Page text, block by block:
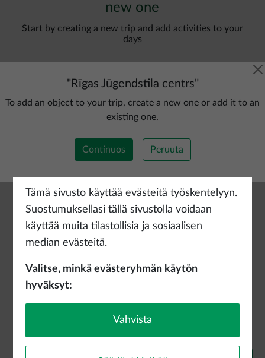
new one
Start by creating a new trip and add activities to your
days
Lisää uusi reitti
" Rīgas Jūgendstila centrs"
To add an object to your trip, create a new one or add it to an
existing one.
Continuos Peruuta
Tämä sivusto käyttää evästeitä työskentelyyn.
Suostumuksellasi tällä sivustolla voidaan
käyttää muita tilastollisia ja sosiaalisen
median evästeitä.
Valitse, minkä evästeryhmän käytön
hyväksyt:
Vahvista